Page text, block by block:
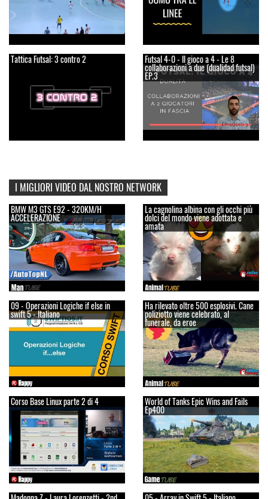
Tattica Futsal: 3 contro 2 Futsal 4-0 - Il gioco a 4 - Le 8
collaborazioni a due (dualidad futsal)
EP.3
I MIGLIORI VIDEO DAL NOSTRO NETWORK
BMW M3 GTS E92 - 320KM/H
ACCELERAZIONE
La cagnolina albina con gli occhi più
dolci del mondo viene adottata e
amata
09 - Operazioni Logiche if else in
swift 5 - Italiano
Ha rilevato oltre 500 esplosivi. Cane
poliziotto viene celebrato, al
funerale, da eroe
Corso Base Linux parte 2 di 4 World of Tanks Epic Wins and Fails
Ep400